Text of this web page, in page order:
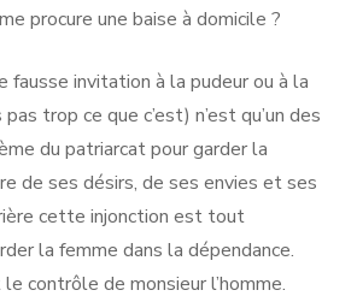
procure une baise à domicile ?
fausse invitation à la pudeur ou à la
trop ce que c’est) n’est qu’un des
du patriarcat pour garder la
de ses désirs, de ses envies et ses
cette injonction est tout
la femme dans la dépendance.
contrôle de monsieur l’homme.